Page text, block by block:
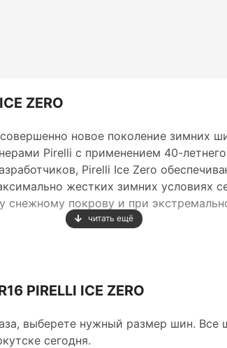
ZERO
новое поколение зимних
Pirelli с применением 40-
Pirelli Ice Zero
жестких зимних условиях
снежному покрову и при
технологии Pirelli Dual
на льду.
читать ещё
PIRELLI ICE ZERO
выберете нужный размер шин. Все
сегодня.